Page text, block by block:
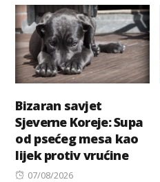
Bizaran savjet
Sjeverne Koreje: Supa
od psećeg mesa kao
lijek protiv vrućine
Posted
07/08/2026